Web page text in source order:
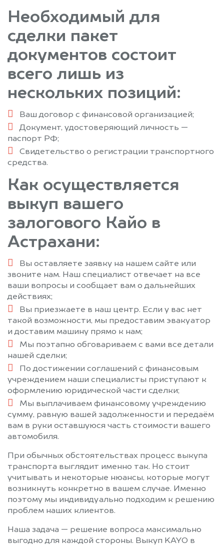
Необходимый для
сделки пакет
документов состоит
всего лишь из
нескольких позиций:
Ваш договор с финансовой организацией;
Документ, удостоверяющий личность —
паспорт РФ;
Свидетельство о регистрации транспортного
средства.
Как осуществляется
выкуп вашего
залогового Кайо в
Астрахани:
Вы оставляете заявку на нашем сайте или
звоните нам. Наш специалист отвечает на все
ваши вопросы и сообщает вам о дальнейших
действиях;
Вы приезжаете в наш центр. Если у вас нет
такой возможности, мы предоставим эвакуатор
и доставим машину прямо к нам;
Мы поэтапно обговариваем с вами все детали
нашей сделки;
По достижении соглашений с финансовым
учреждением наши специалисты приступают к
оформлению юридической части сделки;
Мы выплачиваем финансовому учреждению
сумму, равную вашей задолженности и передаём
вам в руки оставшуюся часть стоимости вашего
автомобиля.
При обычных обстоятельствах процесс выкупа
транспорта выглядит именно так. Но стоит
учитывать и некоторые нюансы, которые могут
возникнуть конкретно в вашем случае. Именно
поэтому мы индивидуально подходим к решению
проблем наших клиентов.
Наша задача — решение вопроса максимально
выгодно для каждой стороны. Выкуп KAYO в